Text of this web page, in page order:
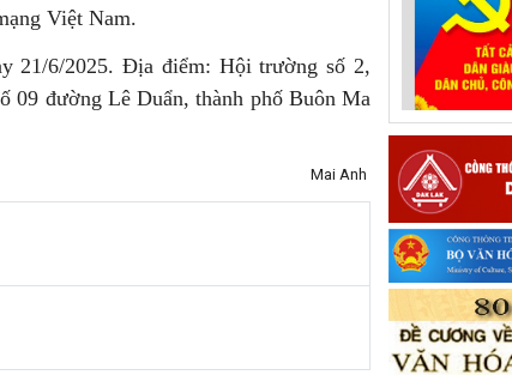
Việt Nam.
21/6/2025. Địa điểm: Hội trường số 2,
đường Lê Duẩn, thành phố Buôn Ma
Mai Anh